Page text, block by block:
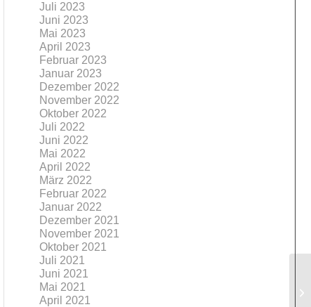
Juli 2023
Juni 2023
Mai 2023
April 2023
Februar 2023
Januar 2023
Dezember 2022
November 2022
Oktober 2022
Juli 2022
Juni 2022
Mai 2022
April 2022
März 2022
Februar 2022
Januar 2022
Dezember 2021
November 2021
Oktober 2021
Juli 2021
Juni 2021
Mai 2021
April 2021